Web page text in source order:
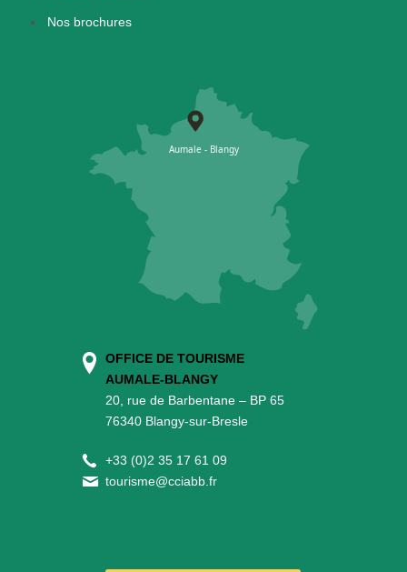
Nos brochures
OFFICE DE TOURISME
AUMALE-BLANGY
20, rue de Barbentane – BP 65
76340 Blangy-sur-Bresle
+33 (0)2 35 17 61 09
tourisme@cciabb.fr